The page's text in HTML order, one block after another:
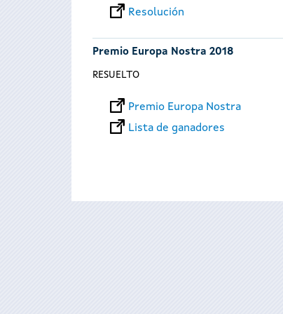
Resolución
Premio Europa Nostra 2018
RESUELTO
Premio Europa Nostra
Lista de ganadores